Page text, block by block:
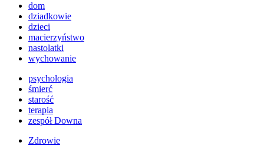
dom
dziadkowie
dzieci
macierzyństwo
nastolatki
wychowanie
psychologia
śmierć
starość
terapia
zespół Downa
Zdrowie